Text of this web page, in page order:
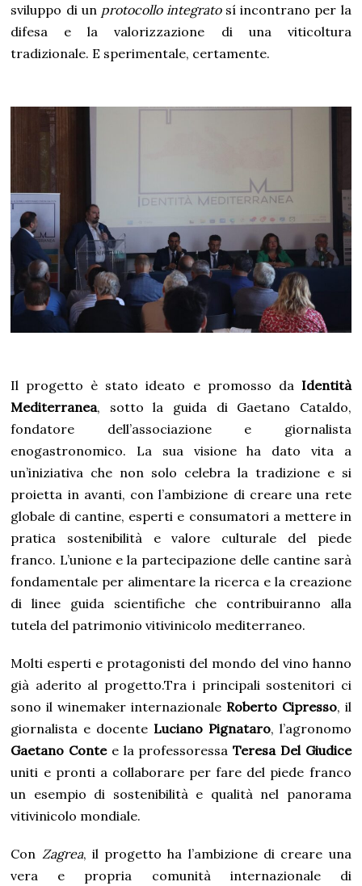
sviluppo di un protocollo integratosí incontrano per la
difesa e la valorizzazione di una viticoltura
tradizionale. E sperimentale, certamente.
Il progetto è stato ideato e promosso da Identità
Mediterranea, sotto la guida di Gaetano Cataldo,
fondatore dell’associazione e giornalista
enogastronomico. La sua visione ha dato vita a
un’iniziativa che non solo celebra la tradizione e si
proietta in avanti, con l’ambizione di creare una rete
globale di cantine, esperti e consumatori a mettere in
pratica sostenibilità e valore culturale del piede
franco. L’unione e la partecipazione delle cantine sarà
fondamentale per alimentare la ricerca e la creazione
di linee guida scientifiche che contribuiranno alla
tutela del patrimonio vitivinicolo mediterraneo.
Molti esperti e protagonisti del mondo del vino hanno
già aderito al progetto.Tra i principali sostenitori ci
sono il winemaker internazionale Roberto Cipresso, il
giornalista e docente Luciano Pignataro, l’agronomo
Gaetano Contee la professoressaTeresa Del Giudice
uniti e pronti a collaborare per fare del piede franco
un esempio di sostenibilità e qualità nel panorama
vitivinicolo mondiale.
Con Zagrea, il progetto ha l’ambizione di creare una
vera e propria comunità internazionale di